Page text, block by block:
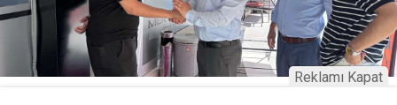
Reklamı Kapat